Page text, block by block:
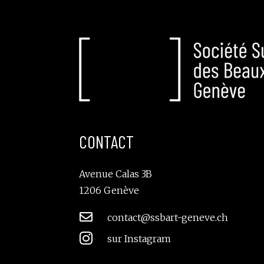
CONTACT
Avenue Calas 3B
1206 Genève
 contact@ssbart-geneve.ch
 sur Instagram